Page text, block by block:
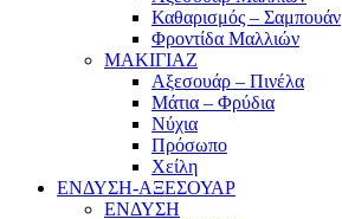
Καθαρισμός – Σαμπουάν
Φροντίδα Μαλλιών
ΜΑΚΙΓΙΑΖ
Αξεσουάρ – Πινέλα
Μάτια – Φρύδια
Νύχια
Πρόσωπο
Χείλη
ΕΝΔΥΣΗ-ΑΞΕΣΟΥΑΡ
ΕΝΔΥΣΗ